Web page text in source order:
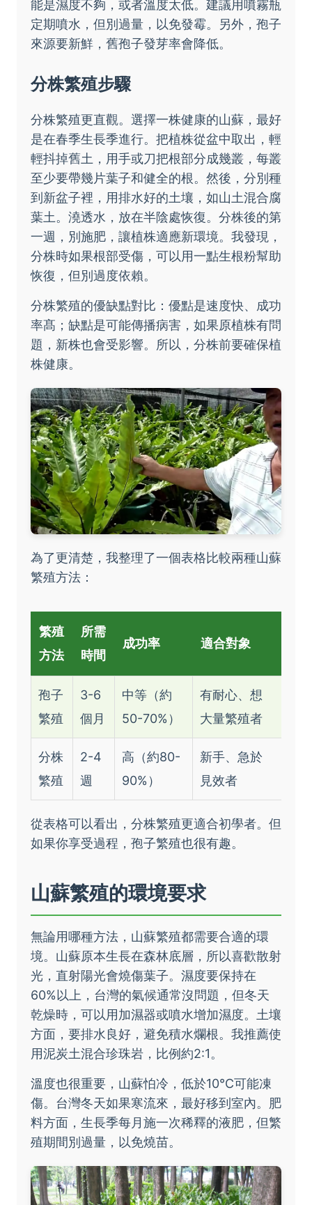
能是濕度不夠，或者溫度太低。建議用噴霧瓶
定期噴水，但別過量，以免發霉。另外，孢子
來源要新鮮，舊孢子發芽率會降低。
分株繁殖步驟
分株繁殖更直觀。選擇一株健康的山蘇，最好
是在春季生長季進行。把植株從盆中取出，輕
輕抖掉舊土，用手或刀把根部分成幾叢，每叢
至少要帶幾片葉子和健全的根。然後，分別種
到新盆子裡，用排水好的土壤，如山土混合腐
葉土。澆透水，放在半陰處恢復。分株後的第
一週，別施肥，讓植株適應新環境。我發現，
分株時如果根部受傷，可以用一點生根粉幫助
恢復，但別過度依賴。
分株繁殖的優缺點對比：優點是速度快、成功
率髙；缺點是可能傳播病害，如果原植株有問
題，新株也會受影響。所以，分株前要確保植
株健康。
為了更清楚，我整理了一個表格比較兩種山蘇
繁殖方法：
繁殖
方法
所需
時間
成功率 適合對象
孢子
繁殖
3-6
個月
中等（約
50-70%）
有耐心、想
大量繁殖者
分株
繁殖
2-4
週
高（約80-
90%）
新手、急於
見效者
從表格可以看出，分株繁殖更適合初學者。但
如果你享受過程，孢子繁殖也很有趣。
山蘇繁殖的環境要求
無論用哪種方法，山蘇繁殖都需要合適的環
境。山蘇原本生長在森林底層，所以喜歡散射
光，直射陽光會燒傷葉子。濕度要保持在
60%以上，台灣的氣候通常沒問題，但冬天
乾燥時，可以用加濕器或噴水增加濕度。土壤
方面，要排水良好，避免積水爛根。我推薦使
用泥炭土混合珍珠岩，比例約2:1。
溫度也很重要，山蘇怕冷，低於10°C可能凍
傷。台灣冬天如果寒流來，最好移到室內。肥
料方面，生長季每月施一次稀釋的液肥，但繁
殖期間別過量，以免燒苗。